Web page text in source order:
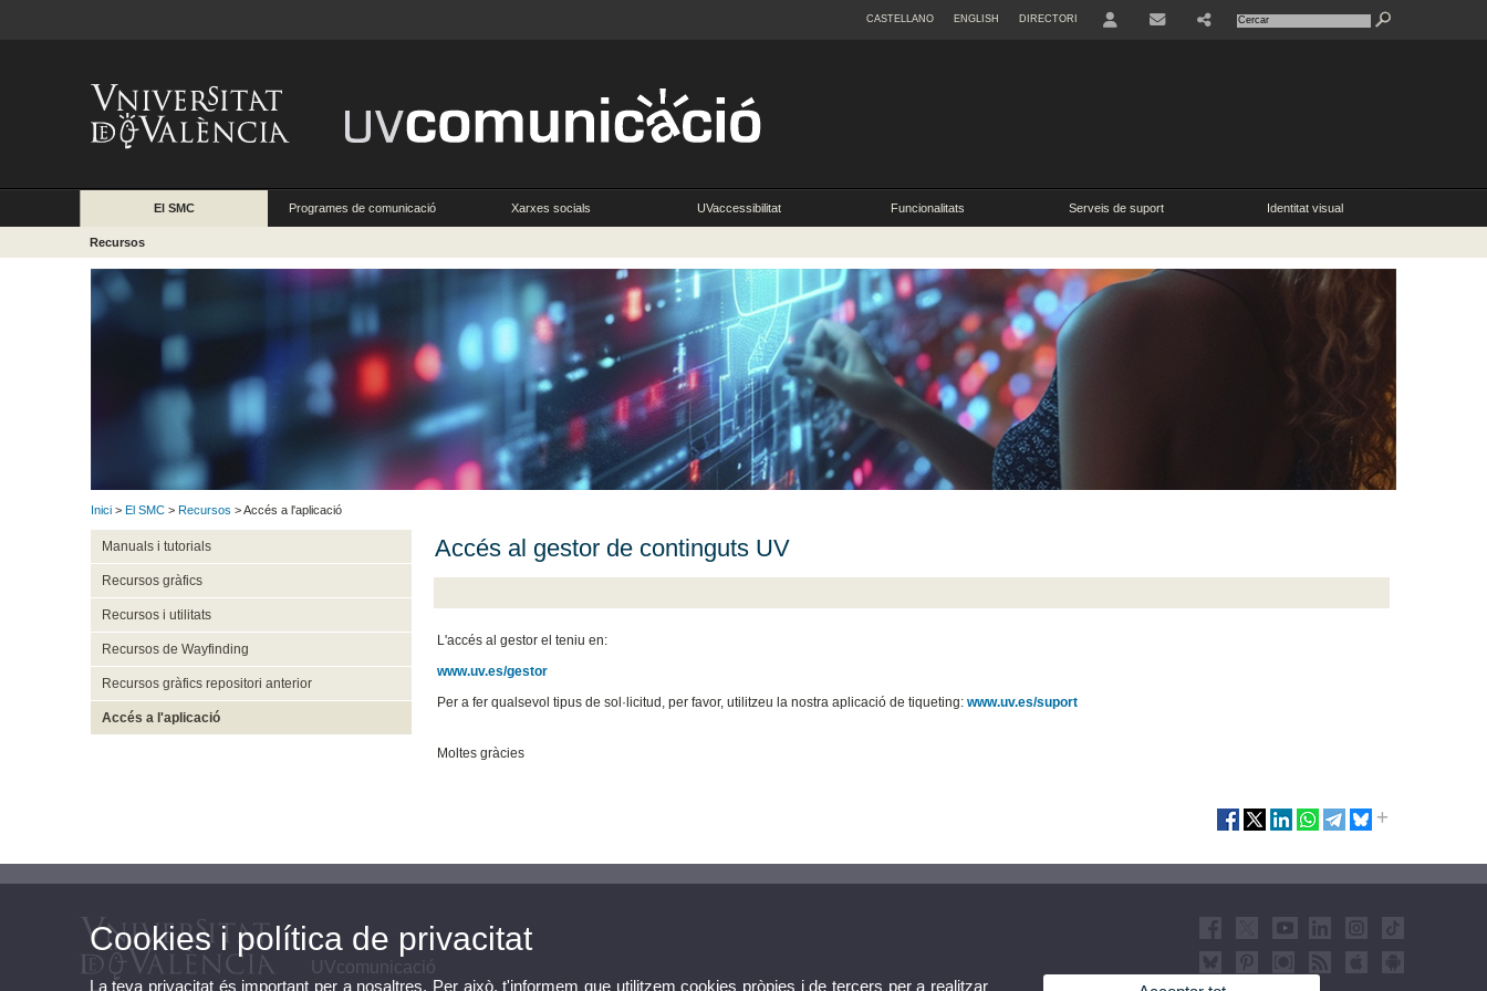
CASTELLANO ENGLISH DIRECTORI
El SMC Programes de comunicació Xarxes socials UVaccessibilitat Funcionalitats Serveis de suport Identitat visual
Recursos
Inici > El SMC > Recursos > Accés a l'aplicació
Manuals i tutorials
Recursos gràfics
Recursos i utilitats
Recursos de Wayfinding
Recursos gràfics repositori anterior
Accés a l'aplicació
Accés al gestor de continguts UV
L'accés al gestor el teniu en:
www.uv.es/gestor
Per a fer qualsevol tipus de sol·licitud, per favor, utilitzeu la nostra aplicació de tiqueting: www.uv.es/suport
Moltes gràcies
UVcomunicació
Cookies i política de privacitat
La teva privacitat és important per a nosaltres. Per això, t'informem que utilitzem cookies pròpies i de tercers per a realitzar